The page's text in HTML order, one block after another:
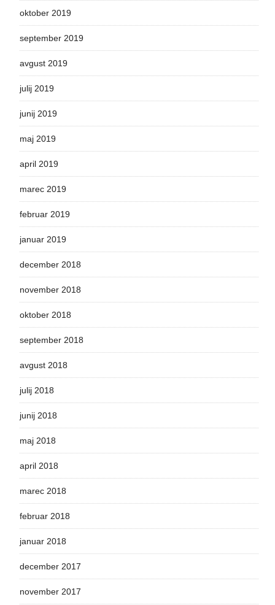
oktober 2019
september 2019
avgust 2019
julij 2019
junij 2019
maj 2019
april 2019
marec 2019
februar 2019
januar 2019
december 2018
november 2018
oktober 2018
september 2018
avgust 2018
julij 2018
junij 2018
maj 2018
april 2018
marec 2018
februar 2018
januar 2018
december 2017
november 2017